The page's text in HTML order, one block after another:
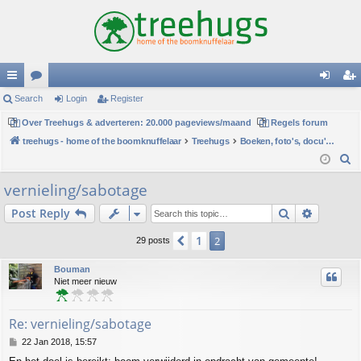
ui
ck
lin
ks
or
u
m
s
in
Search Login Register
Over Treehugs & adverteren: 20.000 pageviews/maand
Regels forum
treehugs - home of the boomknuffelaar
Treehugs
Boeken, foto's, docu's en filmpjes
vernieling/sabotage
Post Reply Search
29 posts Previous
1 2
Bouman
Niet meer nieuw
Re: vernieling/sabotage
P22 Jan 2018, 15:57